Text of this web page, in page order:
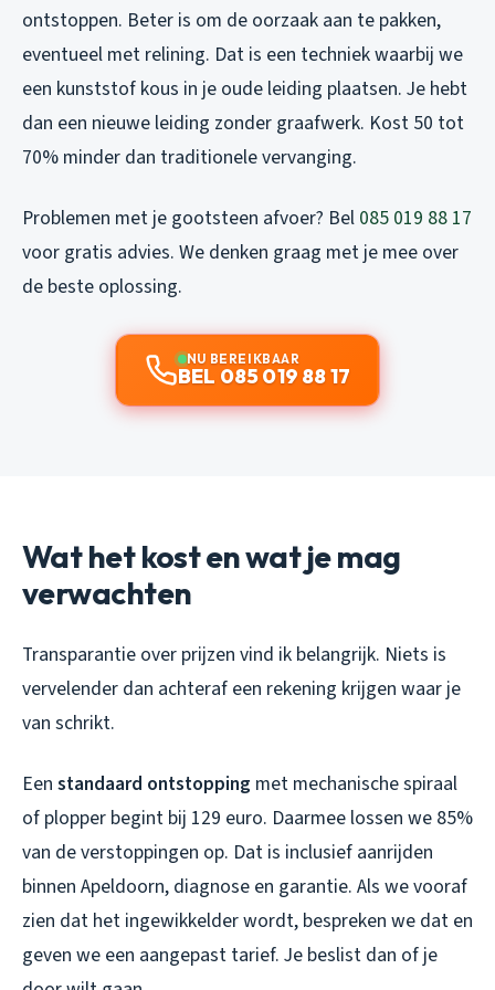
ontstoppen. Beter is om de oorzaak aan te pakken,
eventueel met relining. Dat is een techniek waarbij we
een kunststof kous in je oude leiding plaatsen. Je hebt
dan een nieuwe leiding zonder graafwerk. Kost 50 tot
70% minder dan traditionele vervanging.
Problemen met je gootsteen afvoer? Bel 085 019 88 17
voor gratis advies. We denken graag met je mee over
de beste oplossing.
NU BEREIKBAAR
BEL 085 019 88 17
Wat het kost en wat je mag
verwachten
Transparantie over prijzen vind ik belangrijk. Niets is
vervelender dan achteraf een rekening krijgen waar je
van schrikt.
Een standaard ontstopping met mechanische spiraal
of plopper begint bij 129 euro. Daarmee lossen we 85%
van de verstoppingen op. Dat is inclusief aanrijden
binnen Apeldoorn, diagnose en garantie. Als we vooraf
zien dat het ingewikkelder wordt, bespreken we dat en
geven we een aangepast tarief. Je beslist dan of je